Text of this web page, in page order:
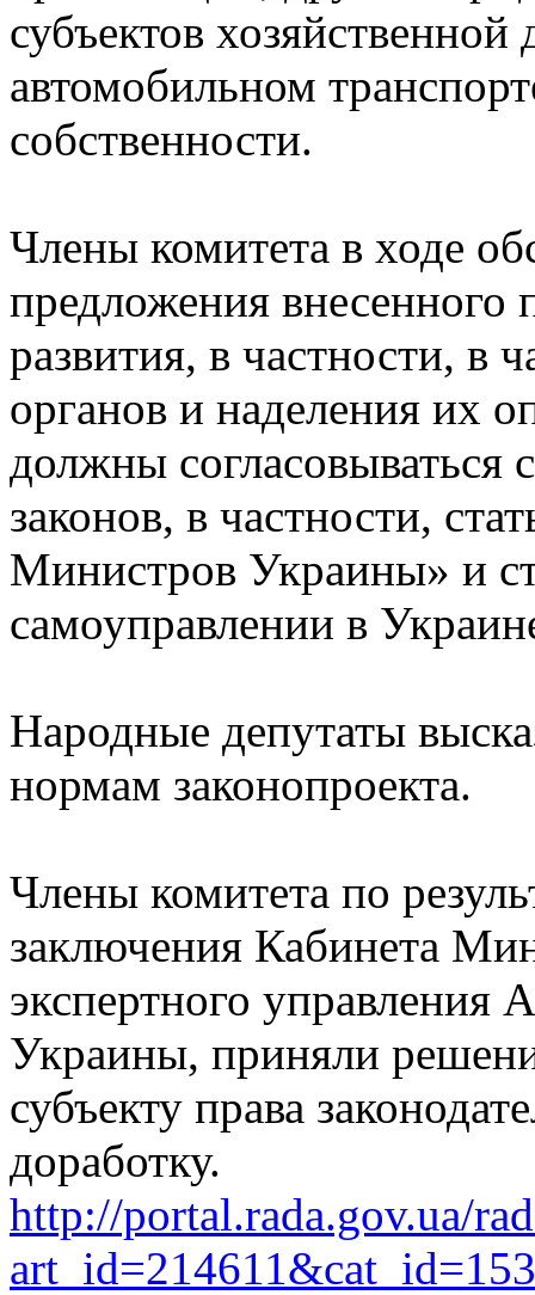
субъектов хозяйственной
автомобильном
собственности.
Члены комитета в ходе
предложения внесенного
развития, в частности, в
органов и наделения их
должны согласовываться
законов, в частности,
Министров Украины» и
самоуправлении в
Народные депутаты
нормам законопроекта.
Члены комитета по
заключения Кабинета
экспертного управления
Украины, приняли
субъекту права
доработку.
http://portal.rada.gov.ua/